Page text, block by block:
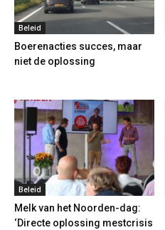
Beleid
Boerenacties succes, maar
niet de oplossing
Beleid
Melk van het Noorden-dag:
‘Directe oplossing mestcrisis